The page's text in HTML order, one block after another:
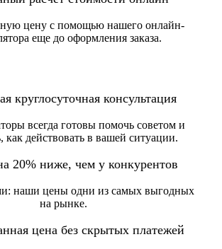
цену с помощью нашего онлайн-
еще до оформления заказа.
круглосуточная консультация
всегда готовы помочь советом и
как действовать в вашей ситуации.
20% ниже, чем у конкурентов
наши цены одни из самых выгодных
на рынке.
цена без скрытых платежей